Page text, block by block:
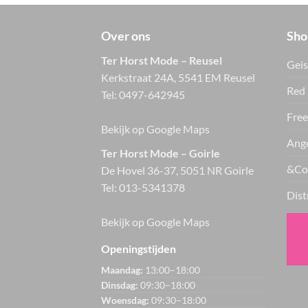
Over ons
Ter Horst Mode – Reusel
Kerkstraat 24A, 5541 EM Reusel
Tel: 0497-642945
Bekijk op Google Maps
Ter Horst Mode – Goirle
De Hovel 36-37, 5051 NR Goirle
Tel: 013-5341378
Bekijk op Google Maps
Openingstijden
Maandag: 13:00–18:00
Dinsdag: 09:30–18:00
Woensdag: 09:30–18:00